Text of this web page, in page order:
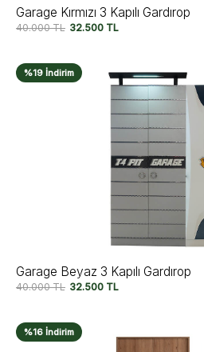
Garage Kırmızı 3 Kapılı Gardırop
40.000TL 32.500 TL
%19 İndirim
Garage Beyaz 3 Kapılı Gardırop
40.000TL 32.500 TL
%16 İndirim